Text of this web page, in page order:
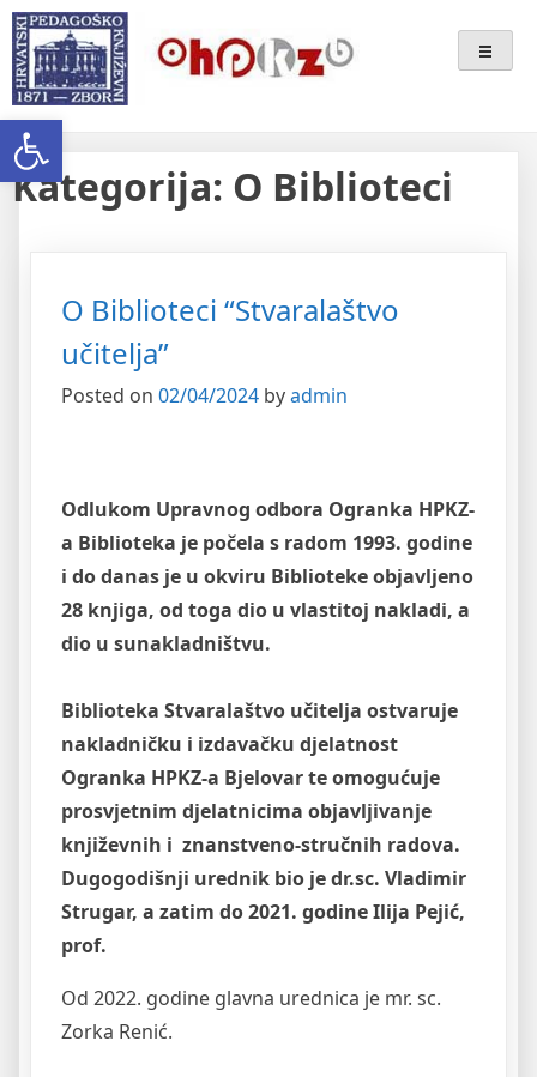
Open toolbar
Skip
to
content
Ogranak Hrvatskoga
Pedagoško-Književnog Zbora
Bjelovar
Kategorija: O Biblioteci
O Biblioteci “Stvaralaštvo
učitelja”
Posted on 02/04/2024 byadmin
Odlukom Upravnog odbora Ogranka HPKZ-
a Biblioteka je počela s radom 1993. godine
i do danas je u okviru Biblioteke objavljeno
28 knjiga, od toga dio u vlastitoj nakladi, a
dio u sunakladništvu.
Biblioteka Stvaralaštvo učitelja ostvaruje
nakladničku i izdavačku djelatnost
Ogranka HPKZ-a Bjelovar te omogućuje
prosvjetnim djelatnicima objavljivanje
književnih i znanstveno-stručnih radova.
Dugogodišnji urednik bio je dr.sc. Vladimir
Strugar, a zatim do 2021. godine Ilija Pejić,
prof.
Od 2022. godine glavna urednica je mr. sc.
Zorka Renić.